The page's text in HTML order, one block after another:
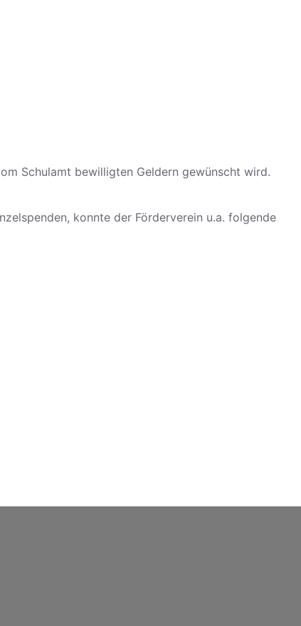
Schulamt bewilligten Geldern gewünscht wird.
konnte der Förderverein u.a. folgende